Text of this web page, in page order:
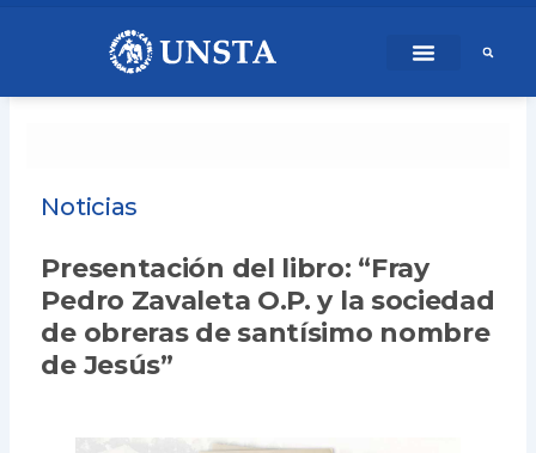
Noticias
Presentación del libro: “Fray
Pedro Zavaleta O.P. y la sociedad
de obreras de santísimo nombre
de Jesús”